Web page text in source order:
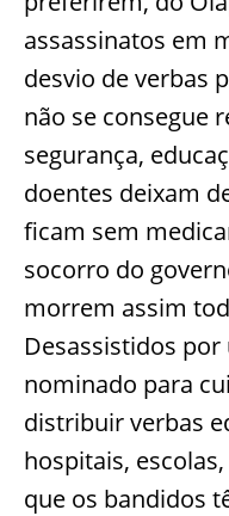
assassinatos em
desvio de verbas
não se consegue
segurança,
doentes deixam
ficam sem
socorro do
morrem assim
Desassistidos
nominado para
distribuir verbas
hospitais,
que os bandidos